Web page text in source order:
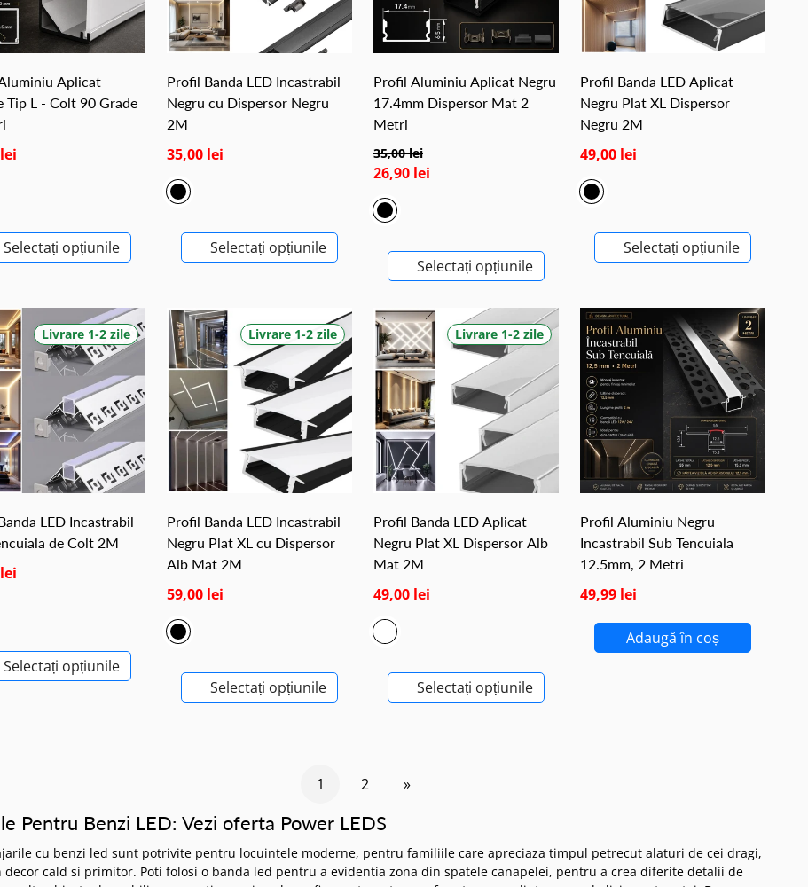
Aplicat
Tip L - Colt 90 Grade
Selectați opțiunile
Profil Banda LED Incastrabil
Negru cu Dispersor Negru
2M
35,00 lei
Selectați opțiunile
Profil Aluminiu Aplicat Negru
17.4mm Dispersor Mat 2
Metri
35,00 lei
26,90 lei
Selectați opțiunile
Profil Banda LED Aplicat
Negru Plat XL Dispersor
Negru 2M
49,00 lei
Selectați opțiunile
Livrare 1-2 zile
LED Incastrabil
de Colt 2M
Selectați opțiunile
Livrare 1-2 zile
Profil Banda LED Incastrabil
Negru Plat XL cu Dispersor
Alb Mat 2M
59,00 lei
Selectați opțiunile
Livrare 1-2 zile
Profil Banda LED Aplicat
Negru Plat XL Dispersor Alb
Mat 2M
49,00 lei
Selectați opțiunile
Profil Aluminiu Negru
Incastrabil Sub Tencuiala
12.5mm, 2 Metri
49,99 lei
Adaugă în coș
1 2 »
Pentru Benzi LED: Vezi oferta Power LEDS
cu benzi led sunt potrivite pentru locuintele moderne, pentru familiile care apreciaza timpul petrecut alaturi de cei dragi,
decor cald si primitor. Poti folosi o banda led pentru a evidentia zona din spatele canapelei, pentru a crea diferite detalii de